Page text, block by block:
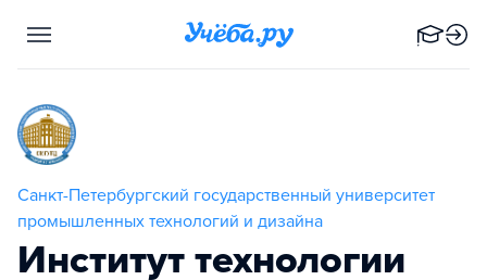
Санкт-Петербургский государственный университет
промышленных технологий и дизайна
Институт технологии